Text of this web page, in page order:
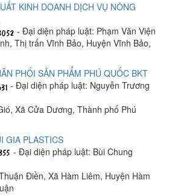
KINH DOANH DỊCH VỤ NÔNG
- Đại diện pháp luật: Phạm Văn Viện
Thị trấn Vĩnh Bảo, Huyện Vĩnh Bảo,
PHỐI SẢN PHẨM PHÚ QUỐC BKT
- Đại diện pháp luật: Nguyễn Trương
Xã Cửa Dương, Thành phố Phú
GIA PLASTICS
- Đại diện pháp luật: Bùi Chung
Điền, Xã Hàm Liêm, Huyện Hàm